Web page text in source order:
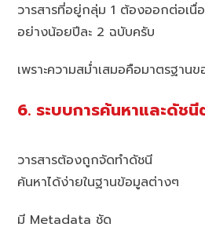
วารสารที่อยู่กลุ่ม 1 ต้องออกต่อเนื่
อย่างน้อยปีละ 2 ฉบับครับ
เพราะความสม่ำเสมอคือมาตรฐาน
6. ระบบการค้นหาและดัช
วารสารต้องถูกจัดทำดัชนี
ค้นหาได้ง่ายในฐานข้อมูลต่างๆ
มี Metadata ชัด